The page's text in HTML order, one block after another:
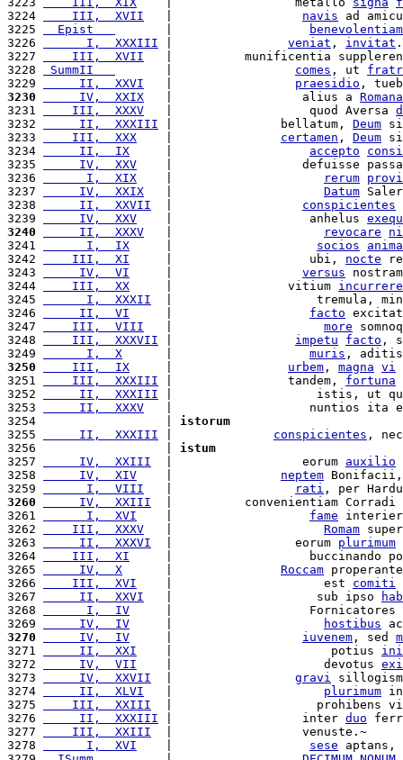
3224
    III,  XVII
navis ad
3225
  Epist
benevolentiam
3226
      I,  XXXIII
veniat , invitat
3227
    III,  XVII
|          munificentia
3228
SummII comes , ut
3229
     II,  XXVI
praesidio ,
3230
     IV,  XXIX
   |                  alius a
Romana
3231
    III,  XXXV
   |                   quod Aversa
3232
     II,  XXXIII
|               bellatum, Deum
3233
    III,  XXX
certamen , Deum
3234
     II,  IX
accepto
3235
     IV,  XXV
|                  defuisse
3236
      I,  XIX
rerum
3237
     IV,  XXIX
Datum
3238
     II,  XXVII
conspicientes
3239
     IV,  XXV
    |                   anhelus
3240
     II,  XXXV
revocare
3241
      I,  IX
socios
3242
    III,  XI
     |                   ubi,
nocte
3243
     IV,  VI
versus
3244
    III,  XX
     |                vitium
3245
      I,  XXXII
|                    tremula,
3246
     II,  VI
facto
3247
    III,  VIII
more
3248
    III,  XXXVII
impetu facto ,
3249
      I,  X
muris ,
3250
    III,  IX
urbem , magna vi
3251
    III,  XXXIII
|                tandem, fortuna
3252
     II,  XXXIII
|                    istis, ut
3253
     II,  XXXV
|                   nuntios ita
3254                  | istorum
3255
     II,  XXXIII
conspicientes ,
3256                  | istum
3257
     IV,  XXIII
  |                  eorum
auxilio
3258
     IV,  XIV
neptem
3259
      I,  VIII
rati , per
3260
     IV,  XXIII
|          convenientiam
3261
      I,  XVI
fame
3262
    III,  XXXV
Romam
3263
     II,  XXXVI
  |                 eorum
plurimum
3264
    III,  XI
|                   buccinando
3265
     IV,  X
Roccam
3266
    III,  XVI
    |                     est
comiti
3267
     II,  XXVI
   |                    sub ipso
3268
      I,  IV
|
3269
     IV,  IV
hostibus
3270
     IV,  IV
iuvenem , sed
3271
     II,  XXI
    |                      potius
3272
     IV,  VII
    |                     devotus
3273
     IV,  XXVII
gravi
3274
     II,  XLVI
plurimum
3275
    III,  XXIII
|                    prohibens
3276
     II,  XXXIII
|                  inter duo
3277
    III,  XXIII
|                  venuste.~
3278
      I,  XVI
sese